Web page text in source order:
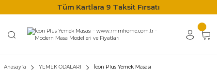
Tüm Kartlara 9 Taksit Fırsatı
Anasayfa YEMEK ODALARI İcon Plus Yemek Masası